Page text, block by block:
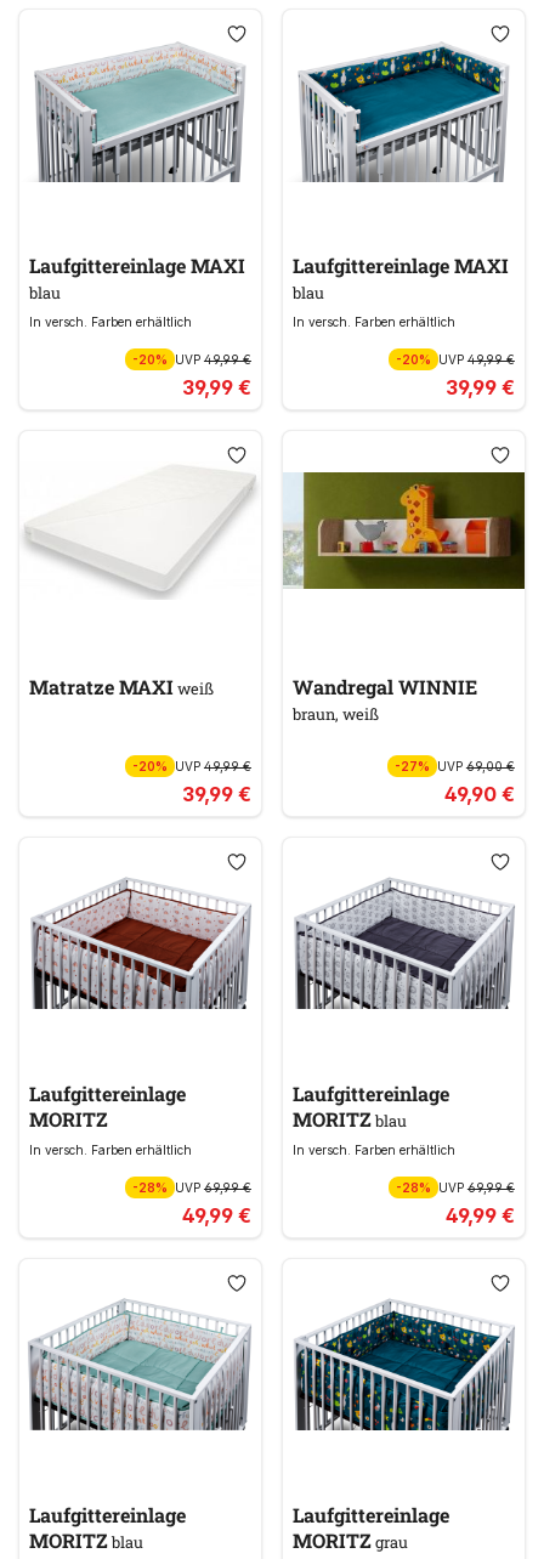
Laufgittereinlage MAXI
blau
In versch. Farben erhältlich
-20% UVP 49,99 €
39,99 €
Laufgittereinlage MAXI
blau
In versch. Farben erhältlich
-20% UVP49,99 €
39,99 €
Matratze MAXIweiß
-20% UVP 49,99 €
39,99 €
Wandregal WINNIE
braun, weiß
-27% UVP69,00 €
49,90 €
Laufgittereinlage
MORITZ
In versch. Farben erhältlich
-28% UVP 69,99 €
49,99 €
Laufgittereinlage
MORITZblau
In versch. Farben erhältlich
-28% UVP69,99 €
49,99 €
Laufgittereinlage
MORITZblau
Laufgittereinlage
MORITZgrau